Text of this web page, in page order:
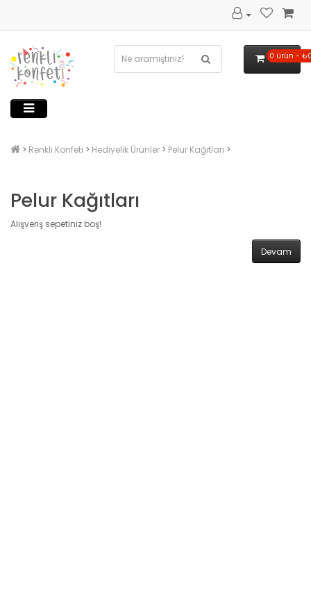
0 ürün -
Renkli Konfeti Hediyelik Ürünler Pelur Kağıtları
Pelur Kağıtları
Alışveriş sepetiniz boş!
Devam